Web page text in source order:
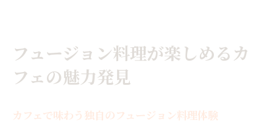
カフェでのフュージョン料理体験を振り返
フュージョン料理が楽しめるカ
フェの魅力発見
カフェで味わう独自のフュージョン料理体験